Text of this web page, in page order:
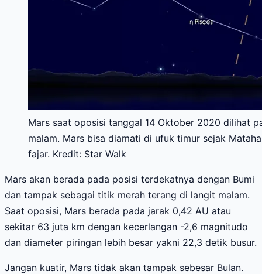
Mars saat oposisi tanggal 14 Oktober 2020 dilihat
malam. Mars bisa diamati di ufuk timur sejak
fajar. Kredit: Star Walk
Mars akan berada pada posisi terdekatnya dengan Bumi
dan tampak sebagai titik merah terang di langit malam.
Saat oposisi, Mars berada pada jarak 0,42 AU atau
sekitar 63 juta km dengan kecerlangan -2,6 magnitudo
dan diameter piringan lebih besar yakni 22,3 detik busur.
Jangan kuatir, Mars tidak akan tampak sebesar Bulan.